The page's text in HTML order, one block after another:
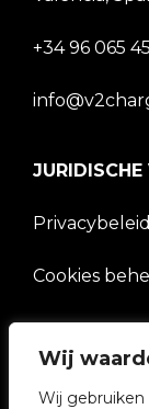
Wij
Wij
+34 96 065
Privacybeleid
Cookies
BEDRIJF
V2C